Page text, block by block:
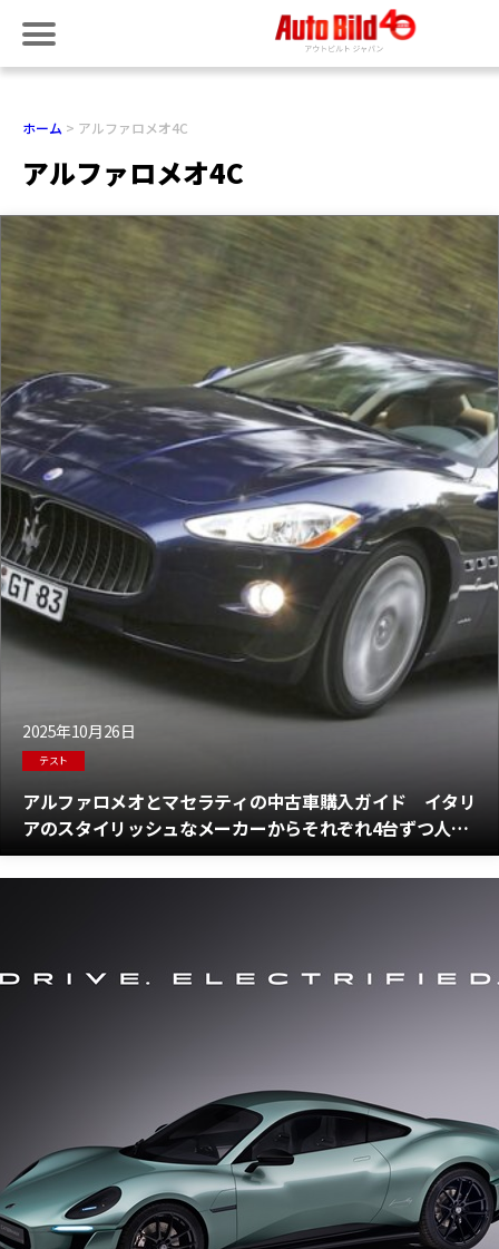
ホーム アルファロメオ4C
アルファロメオ4C
2025年10月26日
テスト
アルファロメオとマセラティの中古車購入ガイド イタリ
アのスタイリッシュなメーカーからそれぞれ4台ずつ人気
のモデルをチェック！